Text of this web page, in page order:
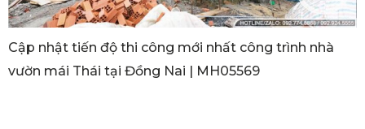
Cập nhật tiến độ thi công mới nhất công trình nhà
vườn mái Thái tại Đồng Nai | MH05569